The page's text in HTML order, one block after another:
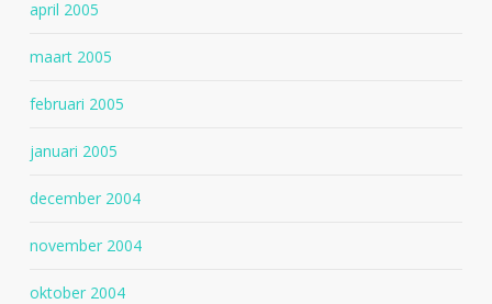
april 2005
maart 2005
februari 2005
januari 2005
december 2004
november 2004
oktober 2004